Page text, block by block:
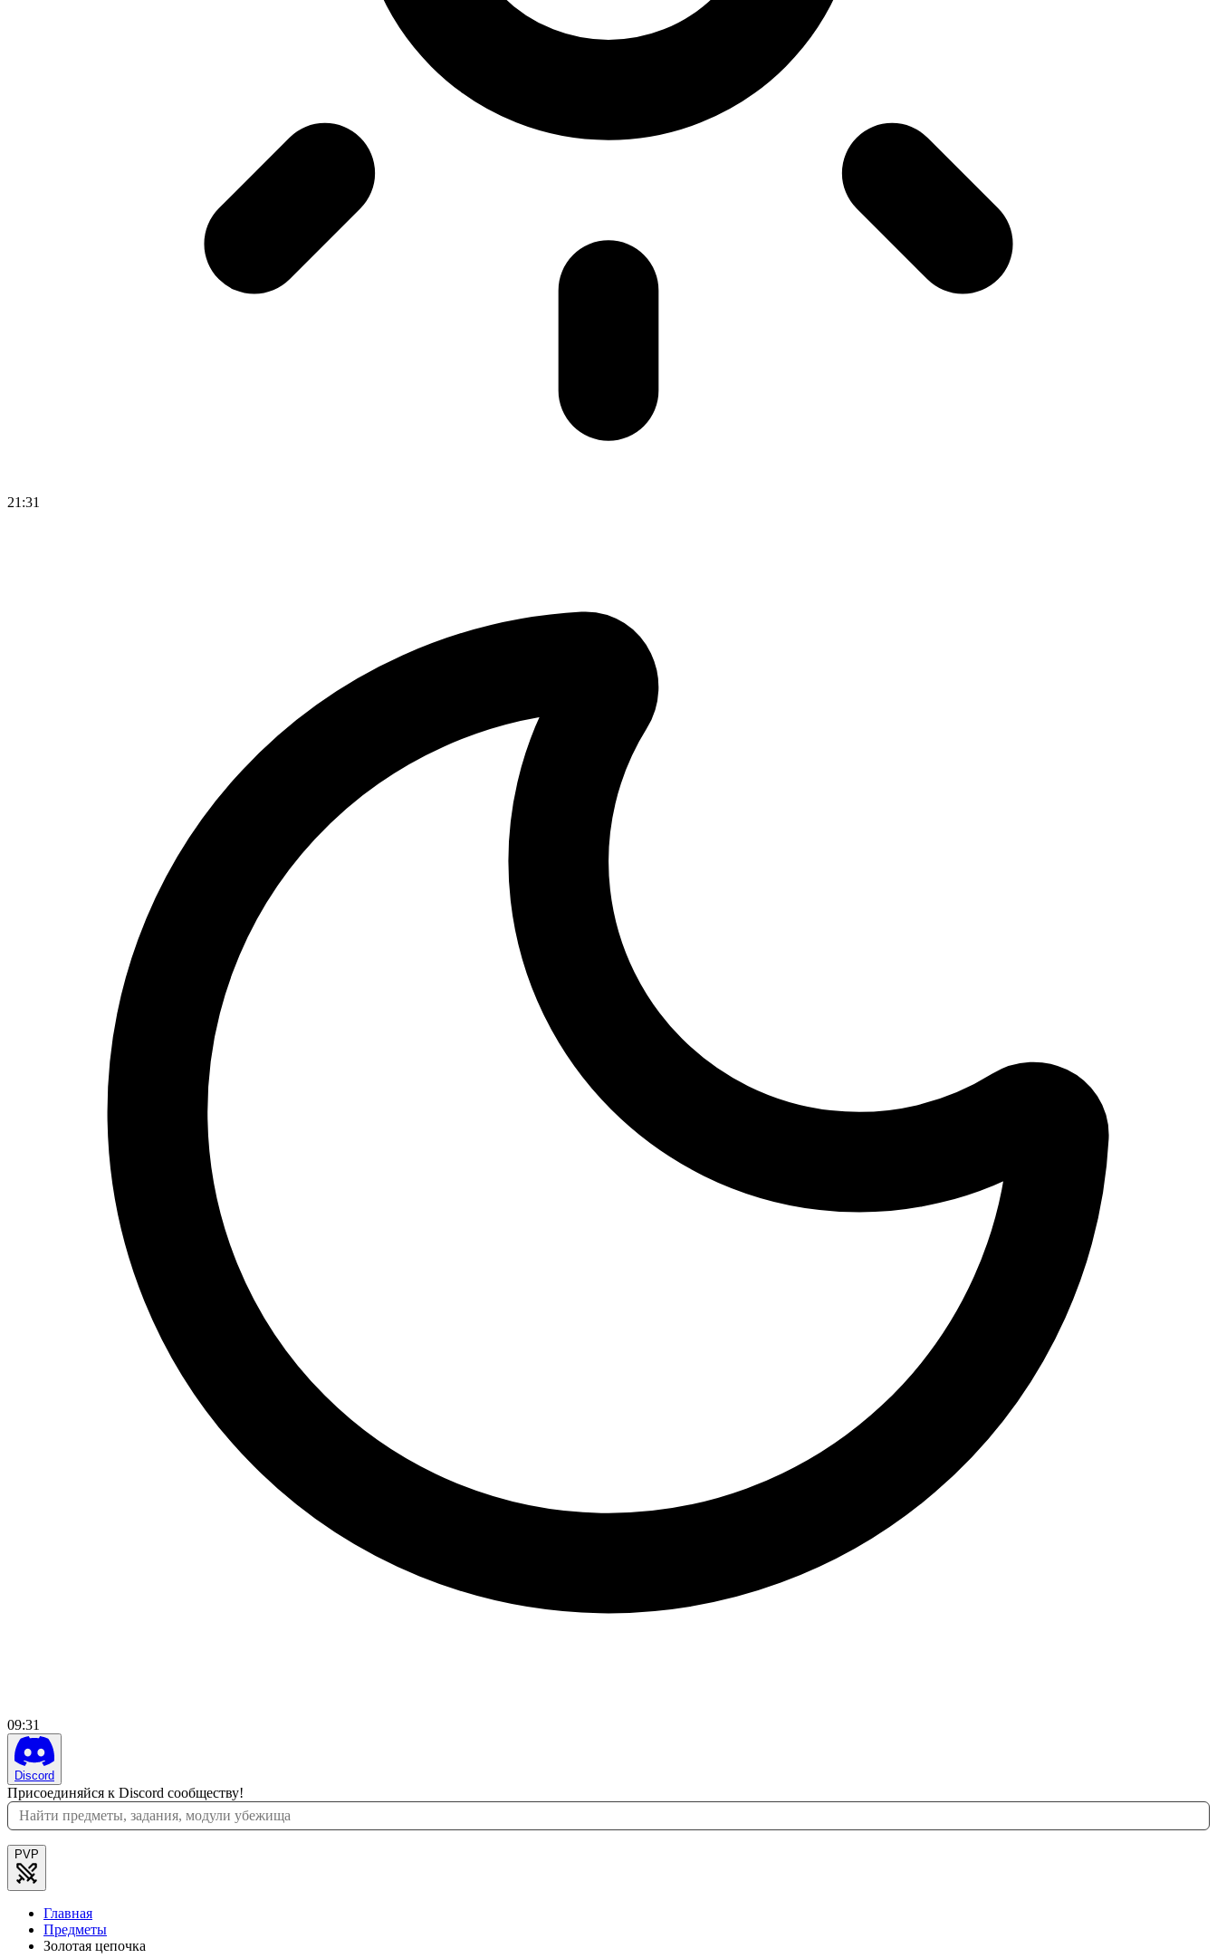
21 :31
09:31
Discord
Присоединяйся к Discord сообществу!
PVP
Главная
Предметы
Золотая цепочка